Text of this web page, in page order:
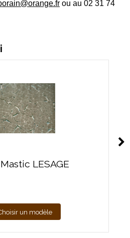
ou au 02 31 74
LESAGE
un modèle